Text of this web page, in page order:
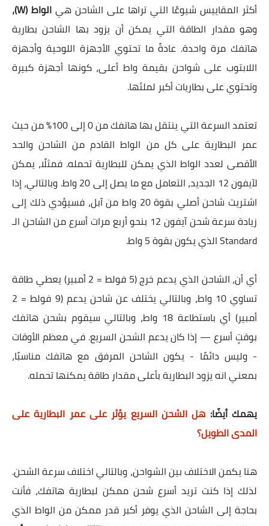
أكثر المقاييس شيوعًا التي تراها على الشاحن هي الواط (W)،
وهو مقدار الطاقة التي يمكن أن يزود بها الشاحن بطارية
هاتفك مرة واحدة. عادةً ما تحتوي الأجهزة اللوحية وأجهزة
اللابتوب على شواحن بقيمة واط أعلى، كونها أجهزة كبيرة
وتحتوي على بطاريات أكبر لملئها.
تعتمد السرعة التي ينتقل بها هاتفك من 0 إلى 100% من حيث
عمر البطارية على كل من الواط القادم من الشاحن والحد
الأقصى لعدد الواط الذي يمكن للبطارية تحمله. فمثلًا، يمكن
لآيفون 12 الجديد، التعامل مع ما يصل إلى 20 واط. وبالتالي، إذا
اشتريت شاحن أصلي بقوة 20 واط من آبل، فسيؤدي ذلك إلى
زيادة سرعة شحن آيفون 12 بنحو أربع مرات أسرع من الشاحن الـ
Standard الذي يكون بقوة 5 واط.
أي أن، الشاحن الذي يدعم خرج (5 فولط = 2 أمبير) يعطي طاقة
تساوي 10 واط، وبالتالي يختلف عن شاحن يدعم (9 فولط = 2
أمبير) أي باستطاعة 18 واط، وبالتالي سيقوم بشحن هاتفك
بوقتٍ أسرع — إذا كان يدعم الشحن السريع. في معظم الأوقات
- وليس دائمًا - يكون الشاحن المرفق مع هاتفك مناسبًا،
بمعني انه يزود البطارية بأعلى مقدار طاقة يمكنها تحمله.
يهمك أيضًا: هل الشحن السريع يؤثر على عمر البطارية على
المدى الطويل؟
هنا يكمن الاختلاف بين الشواحن، وبالتالي اختلاف سرعة الشحن.
لذلك إذا كنت تريد أسرع شحن ممكن لبطارية هاتفك، فأنت
بحاجة إلى الشاحن الذي يوفر أكبر قدر ممكن من الواط الذي